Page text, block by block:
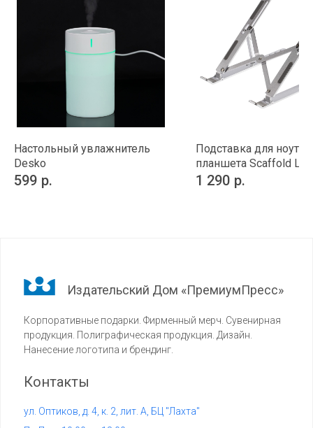
Настольный увлажнитель
Desko
599 р.
Подставка для
планшета Scaffold
1 290 р.
Издательский Дом «ПремиумПресс»
Корпоративные подарки. Фирменный мерч. Сувенирная
продукция. Полиграфическая продукция. Дизайн.
Нанесение логотипа и брендинг.
Контакты
ул. Оптиков, д. 4, к. 2, лит. А, БЦ "Лахта"